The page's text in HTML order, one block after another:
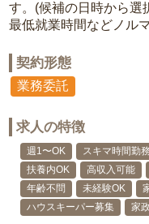
す。(候補の日時から選
最低就業時間などノル
契約形態
業務委託
求人の特徴
週1〜OK スキマ時間勤
扶養内OK
高収入可能
年齢不問
未経験OK
ハウスキーパー募集
家